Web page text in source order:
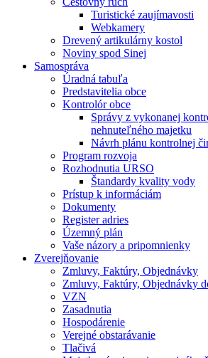
Turistické zaujímavosti
Webkamery
Drevený artikulárny kostol
Noviny spod Sinej
Samospráva
Úradná tabuľa
Predstavitelia obce
Kontrolór obce
Správy z vykonanej
nehnuteľného majetku
Návrh plánu kontrolnej
Program rozvoja
Rozhodnutia URSO
Štandardy kvality vody
Prístup k informáciám
Dokumenty
Register adries
Územný plán
Vaše názory a pripomnienky
Zverejňovanie
Zmluvy, Faktúry, Objednávky
Zmluvy, Faktúry, Objednávky
VZN
Zasadnutia
Hospodárenie
Verejné obstarávanie
Tlačivá